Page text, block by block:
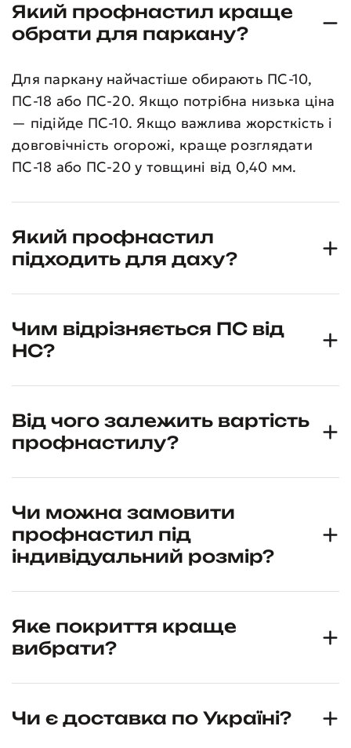
Який профнастил краще
обрати для паркану?
Для паркану найчастіше обирають ПС-10,
ПС-18 або ПС-20. Якщо потрібна низька ціна
— підійде ПС-10. Якщо важлива жорсткість і
довговічність огорожі, краще розглядати
ПС-18 або ПС-20 у товщині від 0,40 мм.
Який профнастил
підходить для даху?
Чим відрізняється ПС від
НС?
Від чого залежить вартість
профнастилу?
Чи можна замовити
профнастил під
індивідуальний розмір?
Яке покриття краще
вибрати?
Чи є доставка по Україні?